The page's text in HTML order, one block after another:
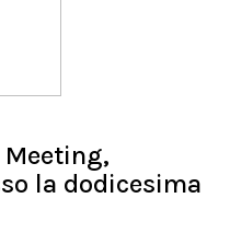
la dodicesima